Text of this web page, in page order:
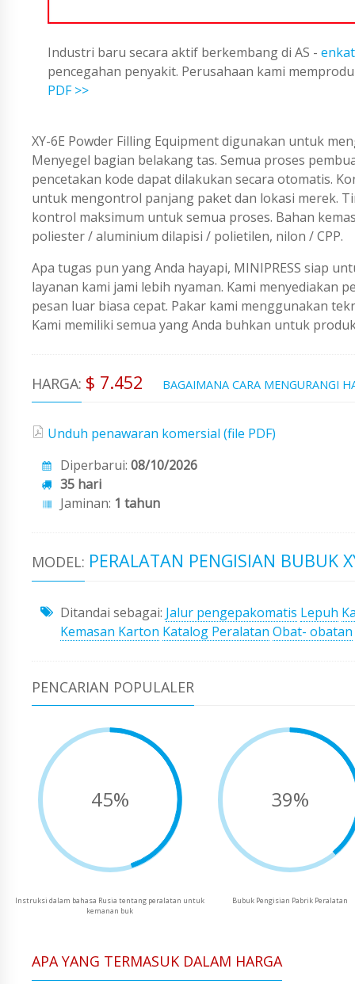
Industri baru secara aktif berkembang di AS -
pencegahan penyakit. Perusahaan kami
PDF >>
XY-6E Powder Filling Equipment digunakan untuk
Menyegel bagian belakang tas. Semua proses
pencetakan kode dapat dilakukan secara otomatis.
untuk mengontrol panjang paket dan lokasi merek.
kontrol maksimum untuk semua proses. Bahan
poliester / aluminium dilapisi / polietilen, nilon / CPP.
Apa tugas pun yang Anda hayapi, MINIPRESS siap
layanan kami jami lebih nyaman. Kami menyediakan
pesan luar biasa cepat. Pakar kami menggunakan
Kami memiliki semua yang Anda buhkan untuk
HARGA: $ 7.452 BAGAIMANA CARA MENGURANGI
Unduh penawaran komersial (file PDF)
Diperbarui: 08/10/2026
35 hari
Jaminan: 1 tahun
MODEL: PERALATAN PENGISIAN BUBUK
Ditandai sebagai: Jalur pengepakomatis Lepuh
Kemasan Karton Katalog Peralatan Obat- obatan
PENCARIAN POPULALER
45%
Instruksi dalam bahasa Rusia tentang peralatan untuk
kemanan buk
39%
Bubuk Pengisian Pabrik Peralatan
APA YANG TERMASUK DALAM HARGA